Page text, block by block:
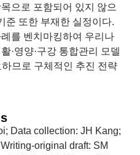
으로 포함되어 있지 않으
준 또한 부재한 실정이다.
를 벤치마킹하여 우리나
·영양·구강 통합관리 모델
므로 구체적인 추진 전략
Data collection: JH Kang;
original draft: SM